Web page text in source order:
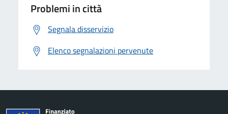
Problemi in città
Segnala disservizio
Elenco segnalazioni pervenute